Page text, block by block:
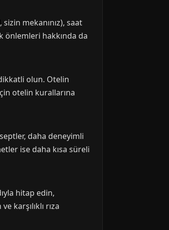
mekanınız), saat
önlemleri hakkında da
olun. Otelin
otelin kurallarına
daha deneyimli
ise daha kısa süreli
hitap edin,
karşılıklı rıza